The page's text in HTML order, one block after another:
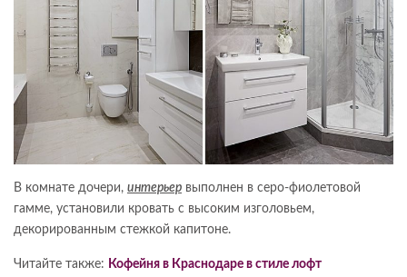
В комнате дочери, интерьер выполнен в серо-фиолетовой
гамме, установили кровать с высоким изголовьем,
декорированным стежкой капитоне.
Читайте также: Кофейня в Краснодаре в стиле лофт